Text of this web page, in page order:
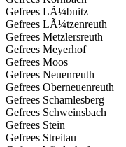
Gefrees LÃ¼bnitz
Gefrees LÃ¼tzenreuth
Gefrees Metzlersreuth
Gefrees Meyerhof
Gefrees Moos
Gefrees Neuenreuth
Gefrees Oberneuenreuth
Gefrees Schamlesberg
Gefrees Schweinsbach
Gefrees Stein
Gefrees Streitau